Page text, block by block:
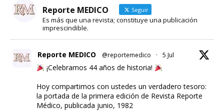
Reporte MEDICO Seguir
Es más que una revista; constituye una publicación
imprescindible.
Reporte MEDICO @reportemedico · 5 Jul
¡Celebramos 44 años de historia!
Hoy compartimos con ustedes un verdadero tesoro:
la portada de la primera edición de Revista Reporte
Médico, publicada junio, 1982